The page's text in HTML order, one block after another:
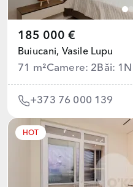
185 000 €
Buiucani, Vasile Lupu
71 m²Camere: 2 Băi: 1
+373 76 000 139
HOT